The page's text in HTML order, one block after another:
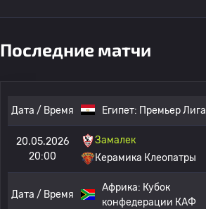
Последние матчи
Дата / Время Египет: Премьер Лига
20.05.2026
20:00
Замалек
Керамика Клеопатры
Дата / Время
Африка: Кубок
конфедерации КАФ